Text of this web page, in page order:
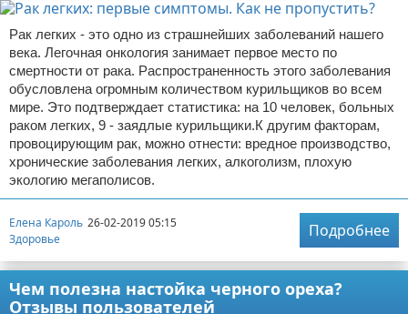
Рак легких - это одно из страшнейших заболеваний нашего
века. Легочная онкология занимает первое место по
смертности от рака. Распространенность этого заболевания
обусловлена огромным количеством курильщиков во всем
мире. Это подтверждает статистика: на 10 человек, больных
раком легких, 9 - заядлые курильщики.К другим факторам,
провоцирующим рак, можно отнести: вредное производство,
хронические заболевания легких, алкоголизм, плохую
экологию мегаполисов.
Елена Кароль 26-02-2019 05:15
Здоровье
Подробнее
Чем полезна настойка черного ореха?
Отзывы пользователей